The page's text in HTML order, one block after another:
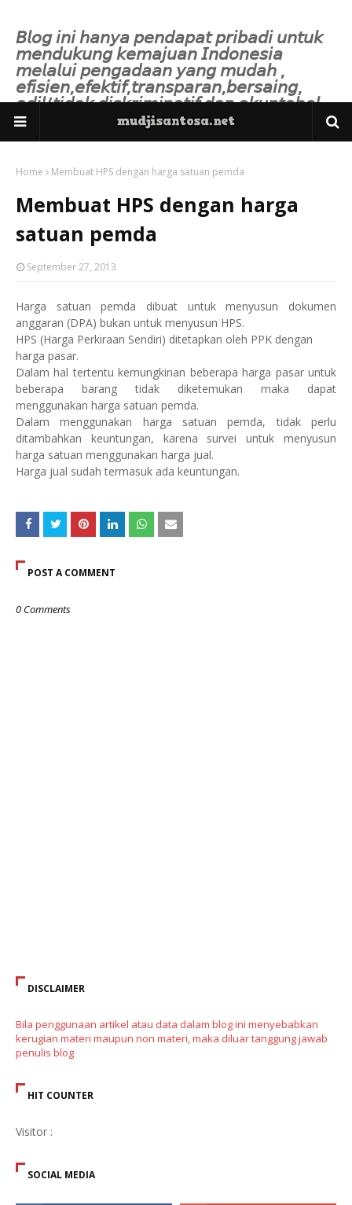
𝘉𝘭𝘰𝘨 𝘪𝘯𝘪 𝘩𝘢𝘯𝘺𝘢 𝘱𝘦𝘯𝘥𝘢𝘱𝘢𝘵 𝘱𝘳𝘪𝘣𝘢𝘥𝘪 𝘶𝘯𝘵𝘶𝘬
𝘮𝘦𝘯𝘥𝘶𝘬𝘶𝘯𝘨 𝘬𝘦𝘮𝘢𝘫𝘶𝘢𝘯 𝘐𝘯𝘥𝘰𝘯𝘦𝘴𝘪𝘢
𝘮𝘦𝘭𝘢𝘭𝘶𝘪 𝘱𝘦𝘯𝘨𝘢𝘥𝘢𝘢𝘯 𝘺𝘢𝘯𝘨 𝘮𝘶𝘥𝘢𝘩 ,
𝘦𝘧𝘪𝘴𝘪𝘦𝘯,𝘦𝘧𝘦𝘬𝘵𝘪𝘧,𝘵𝘳𝘢𝘯𝘴𝘱𝘢𝘳𝘢𝘯,𝘣𝘦𝘳𝘴𝘢𝘪𝘯𝘨,
𝘢𝘥𝘪𝘭/𝘵𝘪𝘥𝘢𝘬 𝘥𝘪𝘴𝘬𝘳𝘪𝘮𝘪𝘯𝘢𝘵𝘪𝘧 𝘥𝘢𝘯 𝘢𝘬𝘶𝘯𝘵𝘢𝘣𝘦𝘭.
Home Membuat HPS dengan harga satuan pemda
Membuat HPS dengan harga
satuan pemda
September 27, 2013
Harga satuan pemda dibuat untuk menyusun dokumen
anggaran (DPA) bukan untuk menyusun HPS.
HPS (Harga Perkiraan Sendiri) ditetapkan oleh PPK dengan
harga pasar.
Dalam hal tertentu kemungkinan beberapa harga pasar untuk
beberapa barang tidak diketemukan maka dapat
menggunakan harga satuan pemda.
Dalam menggunakan harga satuan pemda, tidak perlu
ditambahkan keuntungan, karena survei untuk menyusun
harga satuan menggunakan harga jual.
Harga jual sudah termasuk ada keuntungan.
POST A COMMENT
0 Comments
DISCLAIMER
Bila penggunaan artikel atau data dalam blog ini menyebabkan
kerugian materi maupun non materi, maka diluar tanggung jawab
penulis blog
HIT COUNTER
Visitor :
SOCIAL MEDIA